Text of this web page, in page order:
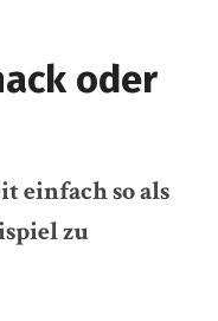
oder
einfach so als
zu